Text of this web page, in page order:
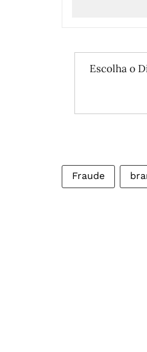
Escolha o
Fraude